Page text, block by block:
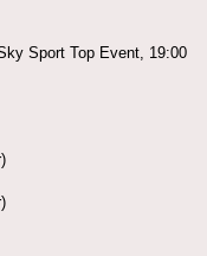
Sport Top Event, 19:00